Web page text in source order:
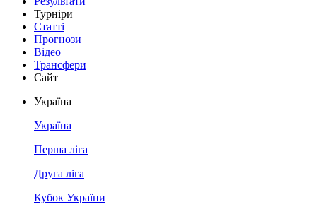
Турніри
Статті
Прогнози
Відео
Трансфери
Сайт
Україна
Україна
Перша ліга
Друга ліга
Кубок України